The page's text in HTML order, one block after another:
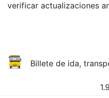
verificar actualizaciones
Billete de ida,